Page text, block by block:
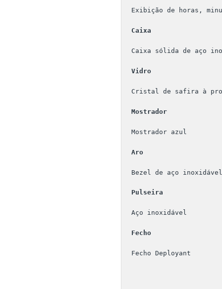
Exibição de horas,
Caixa
Caixa sólida de aço
Vidro
Cristal de safira à
Mostrador
Mostrador azul
Aro
Bezel de aço
Pulseira
Aço inoxidável
Fecho
Fecho Deployant